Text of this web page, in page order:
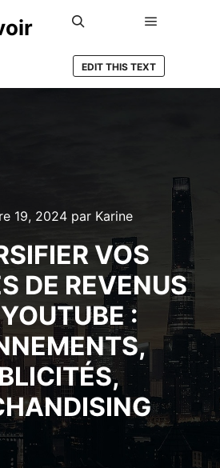
EDIT THIS TEXT
19, 2024par Karine
VOS
DE REVENUS
: